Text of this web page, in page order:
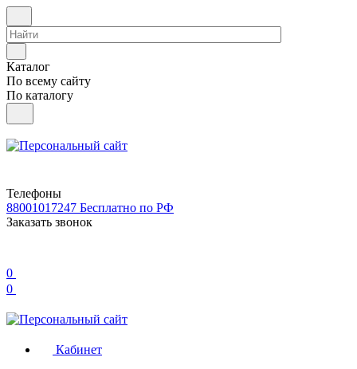
Каталог
По всему сайту
По каталогу
Телефоны
88001017247 Бесплатно по РФ
Заказать звонок
0
0
Кабинет